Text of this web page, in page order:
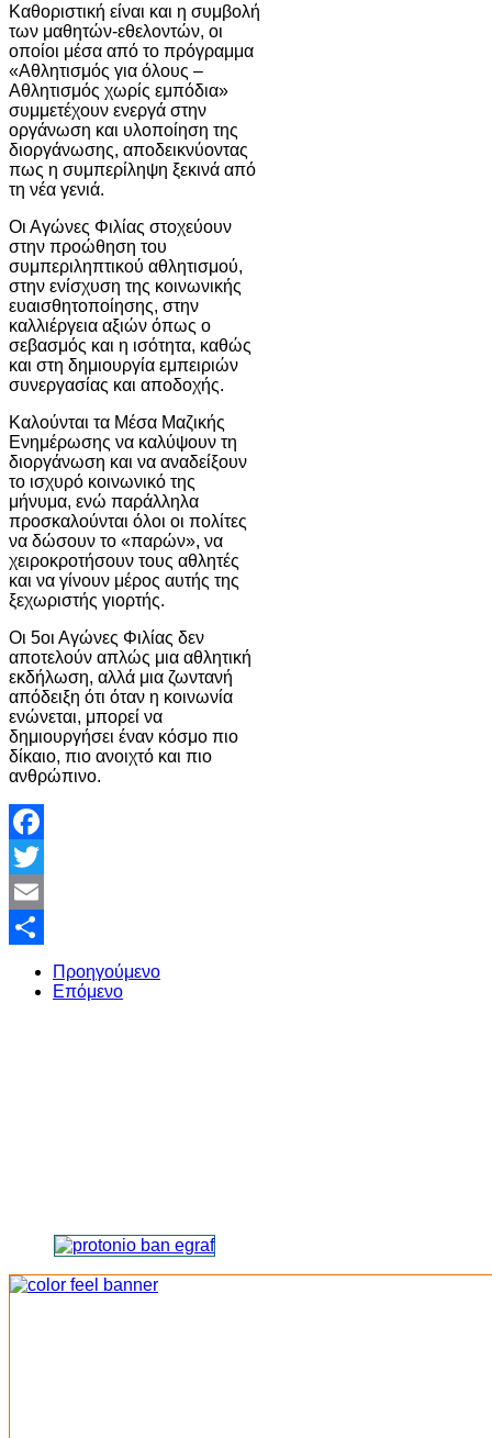
Καθοριστική είναι και η συμβολή
των μαθητών-εθελοντών, οι
οποίοι μέσα από το πρόγραμμα
«Αθλητισμός για όλους –
Αθλητισμός χωρίς εμπόδια»
συμμετέχουν ενεργά στην
οργάνωση και υλοποίηση της
διοργάνωσης, αποδεικνύοντας
πως η συμπερίληψη ξεκινά από
τη νέα γενιά.
Οι Αγώνες Φιλίας στοχεύουν
στην προώθηση του
συμπεριληπτικού αθλητισμού,
στην ενίσχυση της κοινωνικής
ευαισθητοποίησης, στην
καλλιέργεια αξιών όπως ο
σεβασμός και η ισότητα, καθώς
και στη δημιουργία εμπειριών
συνεργασίας και αποδοχής.
Καλούνται τα Μέσα Μαζικής
Ενημέρωσης να καλύψουν τη
διοργάνωση και να αναδείξουν
το ισχυρό κοινωνικό της
μήνυμα, ενώ παράλληλα
προσκαλούνται όλοι οι πολίτες
να δώσουν το «παρών», να
χειροκροτήσουν τους αθλητές
και να γίνουν μέρος αυτής της
ξεχωριστής γιορτής.
Οι 5οι Αγώνες Φιλίας δεν
αποτελούν απλώς μια αθλητική
εκδήλωση, αλλά μια ζωντανή
απόδειξη ότι όταν η κοινωνία
ενώνεται, μπορεί να
δημιουργήσει έναν κόσμο πιο
δίκαιο, πιο ανοιχτό και πιο
ανθρώπινο.
Facebook
Twitter
Email
Share
Προηγούμενο
Επόμενο